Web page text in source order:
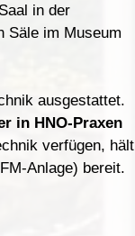
in der
Säle im Museum
ausgestattet.
in HNO-Praxen
verfügen, hält
Anlage) bereit.